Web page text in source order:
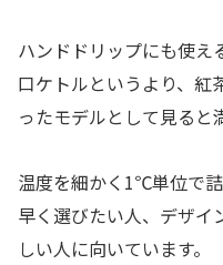
ハンドドリップにも使え
口ケトルというより、紅
ったモデルとして見ると
温度を細かく1℃単位で
早く選びたい人、デザイ
しい人に向いています。